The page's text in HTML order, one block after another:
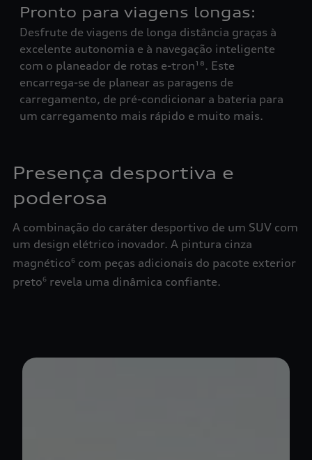
Pronto para viagens longas:
Desfrute de viagens de longa distância graças à
excelente autonomia e à navegação inteligente
com o planeador de rotas e-tron¹⁸. Este
encarrega-se de planear as paragens de
carregamento, de pré-condicionar a bateria para
um carregamento mais rápido e muito mais.
Presença desportiva e
poderosa
A combinação do caráter desportivo de um SUV com
um design elétrico inovador. A pintura cinza
magnético6com peças adicionais do pacote exterior
preto6revela uma dinâmica confiante.